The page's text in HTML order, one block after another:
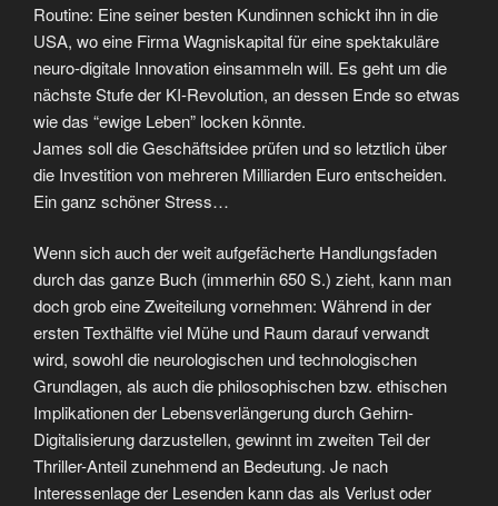
Routine: Eine seiner besten Kundinnen schickt ihn in die
USA, wo eine Firma Wagniskapital für eine spektakuläre
neuro-digitale Innovation einsammeln will. Es geht um die
nächste Stufe der KI-Revolution, an dessen Ende so etwas
wie das “ewige Leben” locken könnte.
James soll die Geschäftsidee prüfen und so letztlich über
die Investition von mehreren Milliarden Euro entscheiden.
Ein ganz schöner Stress…
Wenn sich auch der weit aufgefächerte Handlungsfaden
durch das ganze Buch (immerhin 650 S.) zieht, kann man
doch grob eine Zweiteilung vornehmen: Während in der
ersten Texthälfte viel Mühe und Raum darauf verwandt
wird, sowohl die neurologischen und technologischen
Grundlagen, als auch die philosophischen bzw. ethischen
Implikationen der Lebensverlängerung durch Gehirn-
Digitalisierung darzustellen, gewinnt im zweiten Teil der
Thriller-Anteil zunehmend an Bedeutung. Je nach
Interessenlage der Lesenden kann das als Verlust oder